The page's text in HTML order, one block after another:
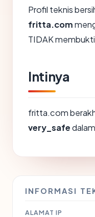
Profil teknis
fritta.com
TIDAK
Intinya
fritta.com
very_safe
INFORMASI
ALAMAT IP